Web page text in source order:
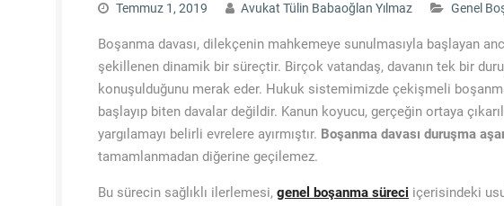
Temmuz 1, 2019 Avukat Tülin Babaoğlan Yılmaz Genel
Boşanma davası, dilekçenin mahkemeye sunulmasıyla başlayan
şekillenen dinamik bir süreçtir. Birçok vatandaş, davanın tek bir
konuşulduğunu merak eder. Hukuk sistemimizde çekişmeli
başlayıp biten davalar değildir. Kanun koyucu, gerçeğin ortaya
yargılamayı belirli evrelere ayırmıştır. Boşanma davası duruşma
tamamlanmadan diğerine geçilemez.
Bu sürecin sağlıklı ilerlemesi, genel boşanma süreci içerisindeki